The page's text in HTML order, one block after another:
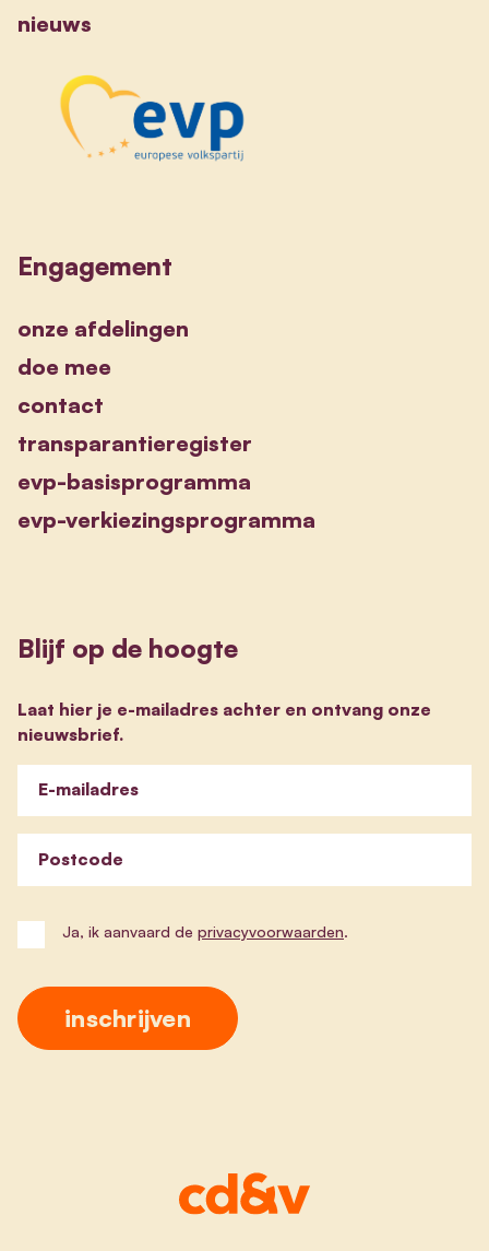
nieuws
Engagement
onze afdelingen
doe mee
contact
transparantieregister
evp-basisprogramma
evp-verkiezingsprogramma
Blijf op de hoogte
Laat hier je e-mailadres achter en ontvang onze
nieuwsbrief.
E-mailadres
Postcode
Ja, ik aanvaard de privacyvoorwaarden.